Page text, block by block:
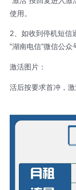
使用。
2、如收到停机短信
“湖南电信”微信公众
激活图片：
活后按要求首冲，